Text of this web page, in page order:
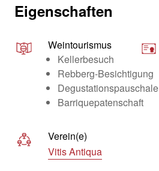
Eigenschaften
Weintourismus
Kellerbesuch
Rebberg-Besichtigung
Degustationspauschale
Barriquepatenschaft
Verein(e)
Vitis Antiqua